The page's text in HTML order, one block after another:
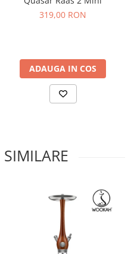
319,00 RON
ADAUGA IN COS